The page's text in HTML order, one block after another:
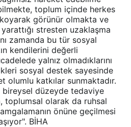
toplum içinde herkes
görünür olmakta ve
stresten uzaklaşma
zamanda bu tür sosyal
kendilerini değerli
yalnız olmadıklarını
sosyal destek sayesinde
olumlu katkılar sunmaktadır.
düzeyde tedaviye
toplumsal olarak da ruhsal
önüne geçilmesi
BİHA